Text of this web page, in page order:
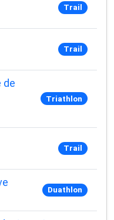
Trail
Trail
de
Triathlon
Trail
Duathlon